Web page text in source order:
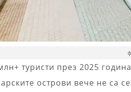
туристи през 2025
острови вече не са